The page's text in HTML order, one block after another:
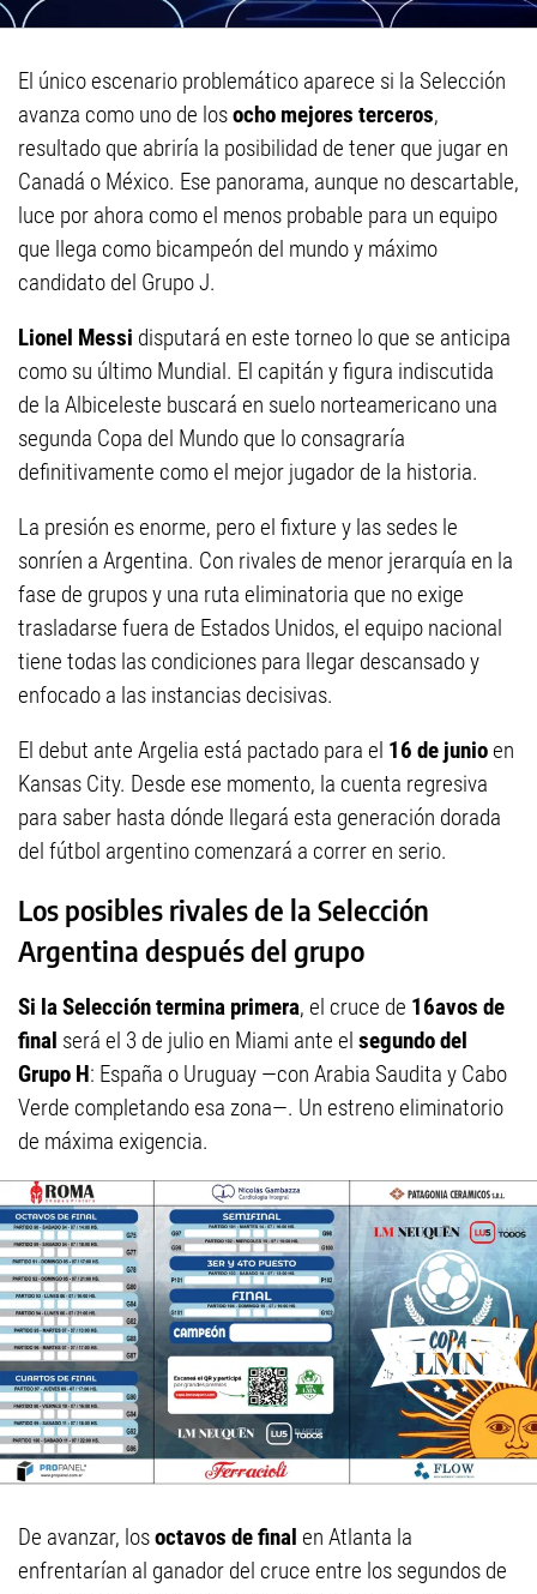
El único escenario problemático aparece si la Selección
avanza como uno de losocho mejores terceros,
resultado que abriría la posibilidad de tener que jugar en
Canadá o México. Ese panorama, aunque no descartable,
luce por ahora como el menos probable para un equipo
que llega como bicampeón del mundo y máximo
candidato del Grupo J.
Lionel Messi disputará en este torneo lo que se anticipa
como su último Mundial. El capitán y figura indiscutida
de la Albiceleste buscará en suelo norteamericano una
segunda Copa del Mundo que lo consagraría
definitivamente como el mejor jugador de la historia.
La presión es enorme, pero el fixture y las sedes le
sonríen a Argentina. Con rivales de menor jerarquía en la
fase de grupos y una ruta eliminatoria que no exige
trasladarse fuera de Estados Unidos, el equipo nacional
tiene todas las condiciones para llegar descansado y
enfocado a las instancias decisivas.
El debut ante Argelia está pactado para el 16 de junioen
Kansas City. Desde ese momento, la cuenta regresiva
para saber hasta dónde llegará esta generación dorada
del fútbol argentino comenzará a correr en serio.
Los posibles rivales de la Selección
Argentina después del grupo
Si la Selección termina primera, el cruce de 16avos de
final será el 3 de julio en Miami ante el segundo del
Grupo H: España o Uruguay —con Arabia Saudita y Cabo
Verde completando esa zona—. Un estreno eliminatorio
de máxima exigencia.
De avanzar, losoctavos de final en Atlanta la
enfrentarían al ganador del cruce entre los segundos de